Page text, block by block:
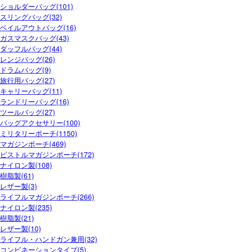
ショルダーバッグ(101)
スリングバッグ(32)
ベイルアウトバッグ(16)
ガスマスクバッグ(43)
ダッフルバッグ(44)
レンジバッグ(26)
ドラムバッグ(9)
旅行用バッグ(27)
キャリーバッグ(11)
ランドリーバッグ(16)
ツールバッグ(27)
バッグアクセサリー(100)
ミリタリーポーチ(1150)
マガジンポーチ(469)
ピストルマガジンポーチ(172)
ナイロン製(108)
樹脂製(61)
レザー製(3)
ライフルマガジンポーチ(266)
ナイロン製(235)
樹脂製(21)
レザー製(10)
ライフル・ハンドガン兼用(32)
コンビネーションタイプ(5)